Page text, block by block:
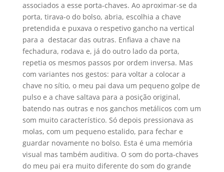
associados a esse porta-chaves. Ao aproximar-se da
porta, tirava-o do bolso, abria, escolhia a chave
pretendida e puxava o respetivo gancho na vertical
para a destacar das outras. Enfiava a chave na
fechadura, rodava e, já do outro lado da porta,
repetia os mesmos passos por ordem inversa. Mas
com variantes nos gestos: para voltar a colocar a
chave no sítio, o meu pai dava um pequeno golpe de
pulso e a chave saltava para a posição original,
batendo nas outras e nos ganchos metálicos com um
som muito característico. Só depois pressionava as
molas, com um pequeno estalido, para fechar e
guardar novamente no bolso. Esta é uma memória
visual mas também auditiva. O som do porta-chaves
do meu pai era muito diferente do som do grande